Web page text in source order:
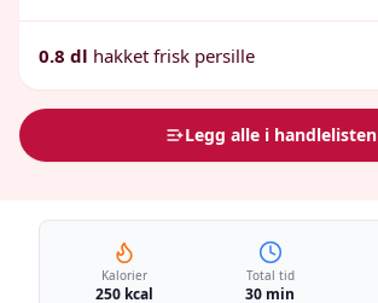
0.8 dl hakket frisk persille
Legg alle i handlelisten
Kalorier
250 kcal
Total tid
30 min